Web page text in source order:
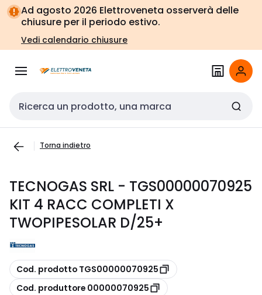
Vai alla
navigazione
Vai
alla
pagina
Ad agosto 2026 Elettroveneta osserverà delle
chiusure per il periodo estivo.
Vedi calendario chiusure
Cerca input
Torna indietro
TECNOGAS SRL - TGS00000070925
KIT 4 RACC COMPLETI X
TWOPIPESOLAR D/25+
copia
Cod. prodotto TGS00000070925
copia
Cod. produttore 00000070925